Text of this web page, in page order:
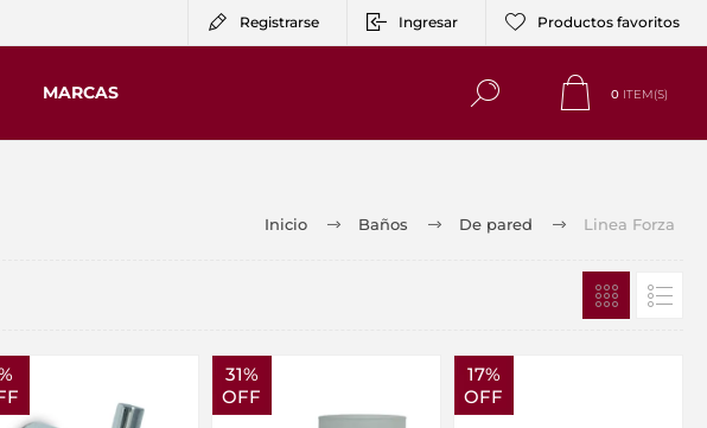
Registrarse Ingresar Productos favoritos
MARCAS 0 ITEM(S)
Inicio Baños De pared Linea Forza
31%
OFF
17%
OFF